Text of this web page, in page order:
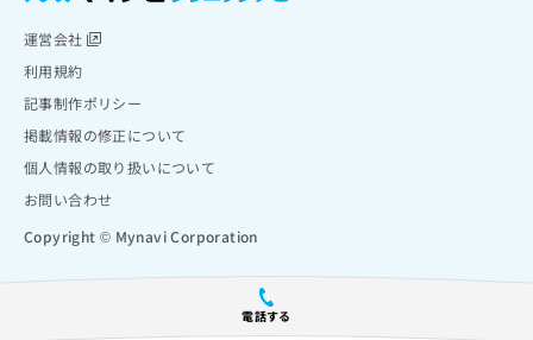
電話する
運営会社
利用規約
記事制作ポリシー
掲載情報の修正について
個人情報の取り扱いについて
お問い合わせ
Copyright © Mynavi Corporation